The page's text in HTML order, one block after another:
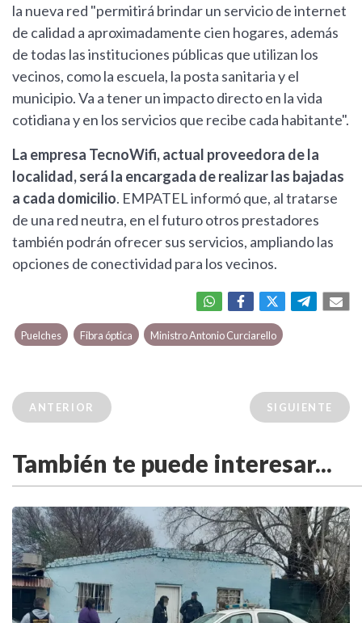
la nueva red "permitirá brindar un servicio de internet
de calidad a aproximadamente cien hogares, además
de todas las instituciones públicas que utilizan los
vecinos, como la escuela, la posta sanitaria y el
municipio. Va a tener un impacto directo en la vida
cotidiana y en los servicios que recibe cada habitante".
La empresa TecnoWifi, actual proveedora de la
localidad, será la encargada de realizar las bajadas
a cada domicilio. EMPATEL informó que, al tratarse
de una red neutra, en el futuro otros prestadores
también podrán ofrecer sus servicios, ampliando las
opciones de conectividad para los vecinos.
Puelches Fibra óptica Ministro Antonio Curciarello
ANTERIOR SIGUIENTE
También te puede interesar...